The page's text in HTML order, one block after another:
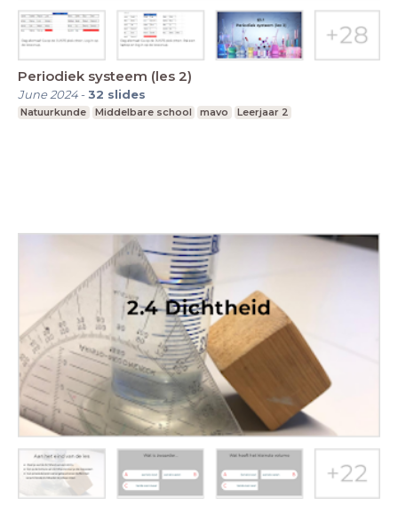
Periodiek systeem (les 2)
June 2024-32 slides
Natuurkunde Middelbare school mavo Leerjaar 2